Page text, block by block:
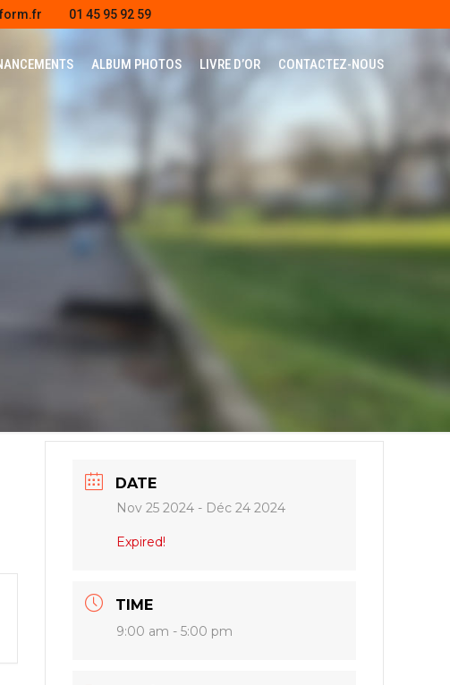
01 45 95 92 59
ALBUM PHOTOS LIVRE D’OR CONTACTEZ-NOUS
DATE
Nov 25 2024 - Déc 24 2024
Expired!
TIME
9:00 am - 5:00 pm